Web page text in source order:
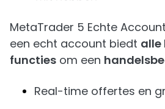
MetaTrader 5 Echte
een echt account biedt alle
functies om een
Real-time offertes en